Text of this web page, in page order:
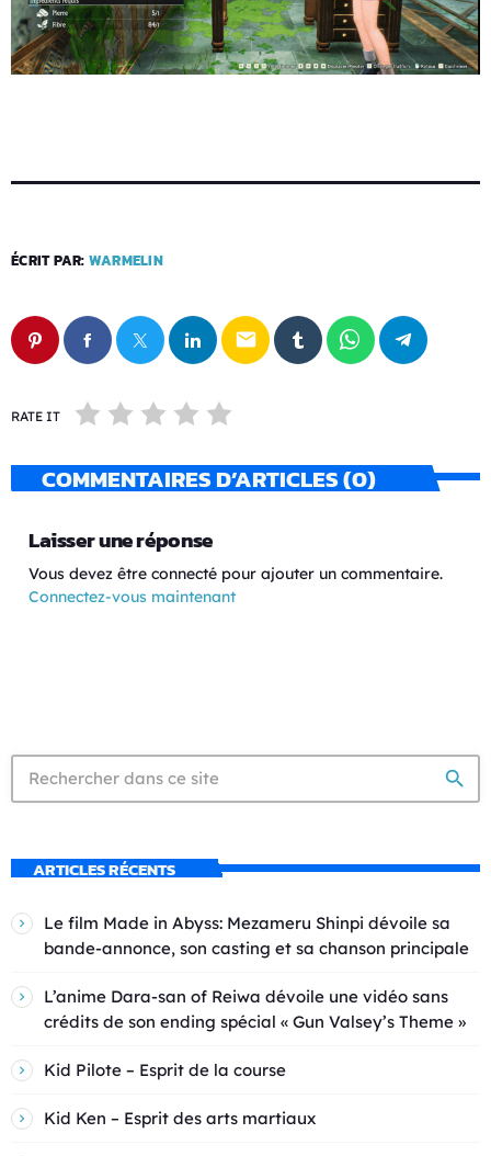
ÉCRIT PAR: WARMELIN
email
RATE IT
COMMENTAIRES D’ARTICLES (0)
Laisser une réponse
Vous devez être connecté pour ajouter un commentaire.
Connectez-vous maintenant
search
ARTICLES RÉCENTS
Le film Made in Abyss: Mezameru Shinpi dévoile sa
bande-annonce, son casting et sa chanson principale
L’anime Dara-san of Reiwa dévoile une vidéo sans
crédits de son ending spécial « Gun Valsey’s Theme »
Kid Pilote – Esprit de la course
Kid Ken – Esprit des arts martiaux